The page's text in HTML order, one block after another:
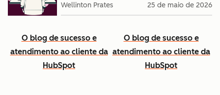
Wellinton Prates 25 de maio de 2026
O blog de sucesso e
atendimento ao cliente da
HubSpot
O blog de sucesso e
atendimento ao cliente da
HubSpot